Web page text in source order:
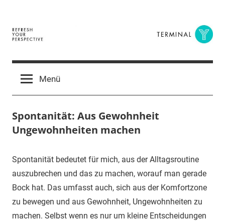
springen
Terminal
Y
Digital
BusinessMenü
Spontanität: Aus Gewohnheit
Ungewohnheiten machen
12.
April
2017
terminal-
y
Urbi
et
orbi
Spontanität bedeutet für mich, aus der Alltagsroutine
auszubrechen und das zu machen, worauf man gerade
Bock hat. Das umfasst auch, sich aus der Komfortzone
zu bewegen und aus Gewohnheit, Ungewohnheiten zu
machen. Selbst wenn es nur um kleine Entscheidungen